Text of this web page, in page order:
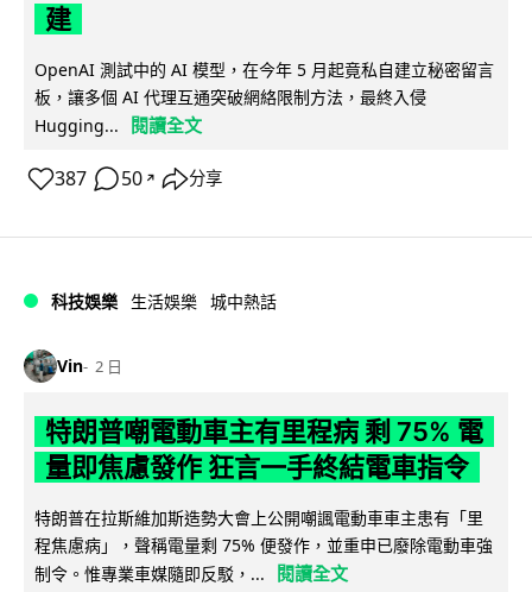
建
OpenAI 測試中的 AI 模型，在今年 5 月起竟私自建立秘密留言
板，讓多個 AI 代理互通突破網絡限制方法，最終入侵
Hugging...
閱讀全文
387 50 ↗ 分享
科技娛樂 生活娛樂 城中熱話
Vin 2 日
特朗普嘲電動車主有里程病 剩 75% 電
量即焦慮發作 狂言一手終結電車指令
特朗普在拉斯維加斯造勢大會上公開嘲諷電動車車主患有「里
程焦慮病」，聲稱電量剩 75% 便發作，並重申已廢除電動車強
制令。惟專業車媒隨即反駁，...
閱讀全文